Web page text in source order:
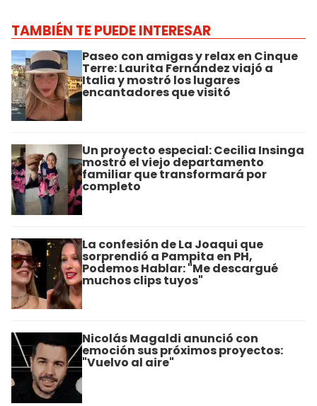
TAMBIÉN TE PUEDE INTERESAR
Paseo con amigas y relax en Cinque
Terre: Laurita Fernández viajó a
Italia y mostró los lugares
encantadores que visitó
Un proyecto especial: Cecilia Insinga
mostró el viejo departamento
familiar que transformará por
completo
La confesión de La Joaqui que
sorprendió a Pampita en PH,
Podemos Hablar: "Me descargué
muchos clips tuyos"
Nicolás Magaldi anunció con
emoción sus próximos proyectos:
"Vuelvo al aire"